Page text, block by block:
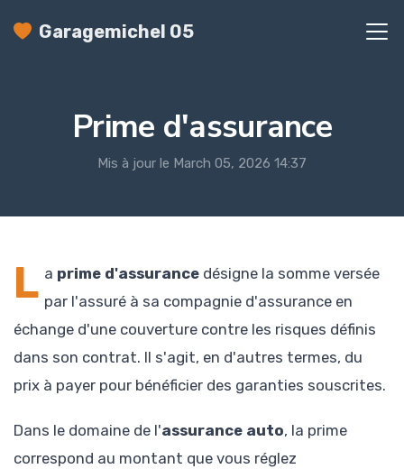
Garagemichel 05
Prime d'assurance
Mis à jour le March 05, 2026 14:37
L a prime d'assurance désigne la somme versée
par l'assuré à sa compagnie d'assurance en
échange d'une couverture contre les risques définis
dans son contrat. Il s'agit, en d'autres termes, du
prix à payer pour bénéficier des garanties souscrites.
Dans le domaine de l'assurance auto, la prime
correspond au montant que vous réglez